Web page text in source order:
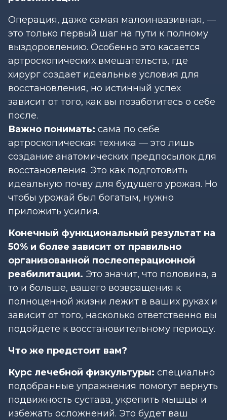
Операция, даже самая малоинвазивная, —
это только первый шаг на пути к полному
выздоровлению. Особенно это касается
артроскопических вмешательств, где
хирург создает идеальные условия для
восстановления, но истинный успех
зависит от того, как вы позаботитесь о себе
после.
Важно понимать: сама по себе
артроскопическая техника — это лишь
создание анатомических предпосылок для
восстановления. Это как подготовить
идеальную почву для будущего урожая. Но
чтобы урожай был богатым, нужно
приложить усилия.
Конечный функциональный результат на
50% и более зависит от правильно
организованной послеоперационной
реабилитации. Это значит, что половина, а
то и больше, вашего возвращения к
полноценной жизни лежит в ваших руках и
зависит от того, насколько ответственно вы
подойдете к восстановительному периоду.
Что же предстоит вам?
Курс лечебной физкультуры: специально
подобранные упражнения помогут вернуть
подвижность сустава, укрепить мышцы и
избежать осложнений. Это будет ваш